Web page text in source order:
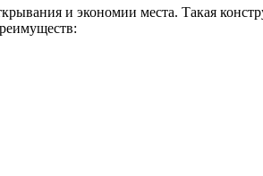
и экономии места. Такая